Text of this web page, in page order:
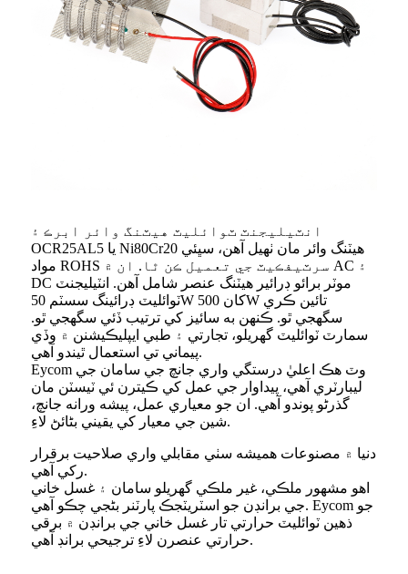
انٽيليجنٽ ٽوائليٽ هيٽنگ وائر ابرڪ ۽
OCR25AL5 يا Ni80Cr20 هيٽنگ وائر مان ٺهيل آهن، سڀئي
مواد ROHS سرٽيفڪيٽ جي تعميل ڪن ٿا. ان ۾ AC ۽
DC موٽر برائو ڊرائير هيٽنگ عنصر شامل آهن. انٽيليجنٽ
ٽوائليٽ ڊرائينگ سسٽم 50W کان 500W تائين ڪري
سگهجي ٿو. ڪنهن به سائيز کي ترتيب ڏئي سگهجي ٿو.
سمارٽ ٽوائليٽ گهريلو، تجارتي ۽ طبي ايپليڪيشنن ۾ وڏي
پيماني تي استعمال ٿيندو آهي.
Eycom وٽ هڪ اعليٰ درستگي واري جانچ جي سامان جي
ليبارٽري آهي، پيداوار جي عمل کي ڪيترن ئي ٽيسٽن مان
گذرڻو پوندو آهي. ان جو معياري عمل، پيشه ورانه جانچ،
شين جي معيار کي يقيني بڻائڻ لاءِ.
دنيا ۾ مصنوعات هميشه سٺي مقابلي واري صلاحيت برقرار
رکي آهي.
اهو مشهور ملڪي، غير ملڪي گهريلو سامان ۽ غسل خاني
جي برانڊن جو اسٽريٽجڪ پارٽنر بڻجي چڪو آهي. Eycom جو
ذهين ٽوائليٽ حرارتي تار غسل خاني جي برانڊن ۾ برقي
حرارتي عنصرن لاءِ ترجيحي برانڊ آهي.